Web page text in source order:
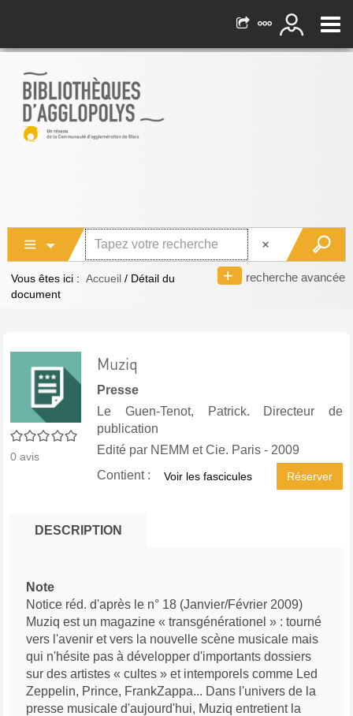
recherche avancée
Vous êtes ici : Accueil / Détail du
document
0/5
0 avis
Muziq
Presse
Le Guen-Tenot, Patrick. Directeur de
publication
Edité par NEMM et Cie. Paris - 2009
Réserver
Contient : Voir les fascicules
DESCRIPTION
Note
Notice réd. d'après le n° 18 (Janvier/Février 2009)
Muziq est un magazine « transgénérationel » : tourné
vers l'avenir et vers la nouvelle scène musicale mais
qui n'hésite pas à développer d'importants dossiers
sur des artistes « cultes » et intemporels comme Led
Zeppelin, Prince, FrankZappa... Dans l'univers de la
presse musicale d'aujourd'hui, Muziq entretient la